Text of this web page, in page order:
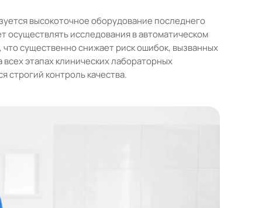
высокоточное оборудование последнего
осуществлять исследования в автоматическом
существенно снижает риск ошибок, вызванных
этапах клинических лабораторных
строгий контроль качества.